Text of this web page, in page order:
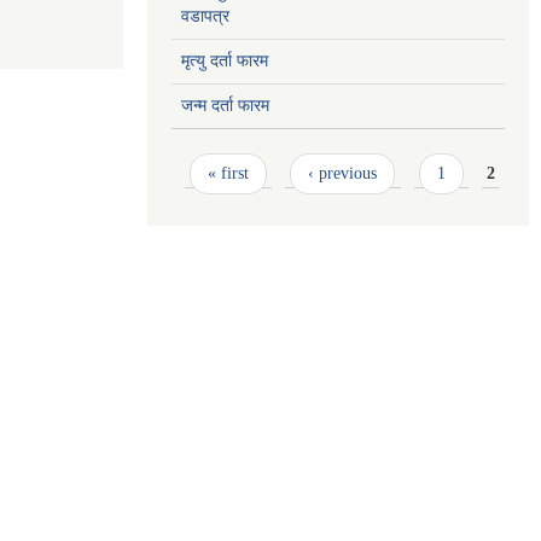
वडापत्र
मृत्यु दर्ता फारम
जन्म दर्ता फारम
Pages
« first ‹ previous 1 2